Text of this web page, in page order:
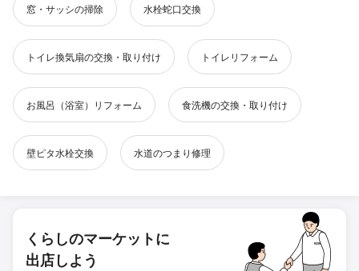
窓・サッシの掃除 水栓蛇口交換
トイレ換気扇の交換・取り付け トイレリフォーム
お風呂（浴室）リフォーム 食洗機の交換・取り付け
壁ピタ水栓交換 水道のつまり修理
くらしのマーケットに
出店しよう